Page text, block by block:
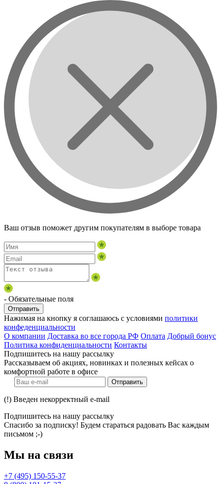
Ваш отзыв поможет другим покупателям в выборе товара
- Обязательные поля
Отправить
Нажимая на кнопку я соглашаюсь с условиями политики
конфеденциальности
О компании Доставка во все города РФ Оплата Добрый бонус
Политика конфиденциальности Контакты
Подпишитесь на нашу рассылку
Рассказываем об акциях, новинках и полезных кейсах о
комфортной работе в офисе
Отправить
(!) Введен некорректный e-mail
Подпишитесь на нашу рассылку
Спасибо за подписку! Будем стараться радовать Вас каждым
письмом ;-)
Мы на связи
+7 (495) 150-55-37